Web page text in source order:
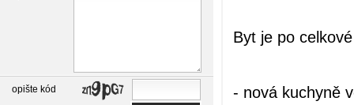
opište kód
Byt je po
- nová kuchyně